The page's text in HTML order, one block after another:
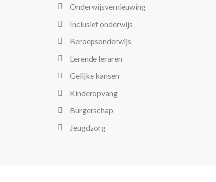
Onderwijsvernieuwing
Inclusief onderwijs
Beroepsonderwijs
Lerende leraren
Gelijke kansen
Kinderopvang
Burgerschap
Jeugdzorg